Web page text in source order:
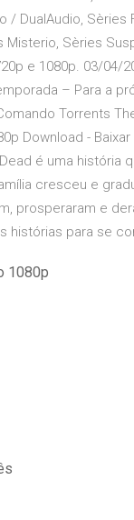
DualAudio, Sèries
Sèries
e 1080p. 03/04/
– Para a
Torrents
Download -
é uma história
cresceu e
prosperaram e
histórias para se
1080p